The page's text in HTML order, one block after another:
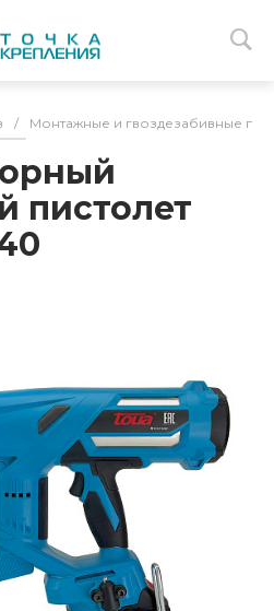
/ Монтажные и гвоздезабивные
пистолет